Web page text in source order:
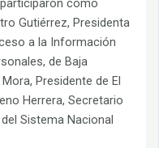
como
Gutiérrez, Presidenta
a la Información
de Baja
Presidente de El
Herrera, Secretario
Sistema Nacional